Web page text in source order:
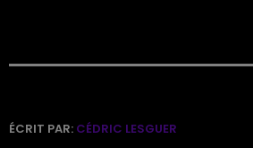
ÉCRIT PAR: CÉDRIC LESGUER